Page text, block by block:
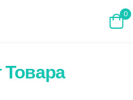
0
Товара